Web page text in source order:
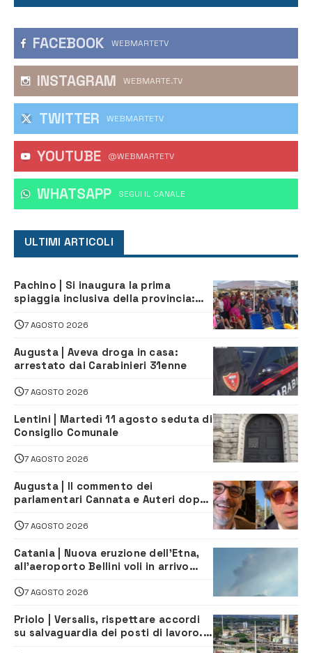
FACEBOOK WEBMARTETV
INSTAGRAM WEBMARTE.TV
TWITTER WEBMARTETV
YOUTUBE @WEBMARTETV
WHATSAPP ‎SEGUI IL CANALE
ULTIMI ARTICOLI
Pachino | Si inaugura la prima
spiaggia inclusiva della provincia:
tutti
7 AGOSTO 2026
Augusta | Aveva droga in casa:
arrestato dai Carabinieri 31enne
7 AGOSTO 2026
Lentini | Martedì 11 agosto seduta di
Consiglio Comunale
7 AGOSTO 2026
Augusta | Il commento dei
parlamentari Cannata e Auteri dopo
depuratore
7 AGOSTO 2026
Catania | Nuova eruzione dell’Etna,
all’aeroporto Bellini voli in arrivo
7 AGOSTO 2026
Priolo | Versalis, rispettare accordi
su salvaguardia dei posti di lavoro. Il